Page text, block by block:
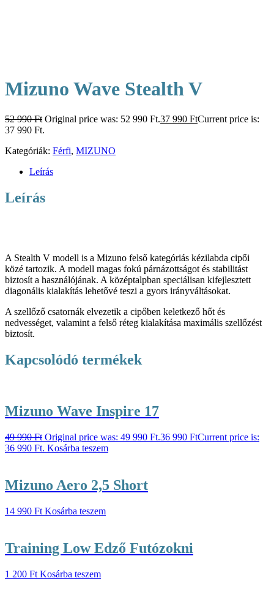
Mizuno Wave Stealth V
52 990Ft Original price was: 52 990 Ft.37 990 FtCurrent price is:
37 990 Ft.
Kategóriák: Férfi, MIZUNO
Leírás
Leírás
A Stealth V modell is a Mizuno felső kategóriás kézilabda cipői
közé tartozik. A modell magas fokú párnázottságot és stabilitást
biztosít a használójának. A középtalpban speciálisan kifejlesztett
diagonális kialakítás lehetővé teszi a gyors irányváltásokat.
A szellőző csatornák elvezetik a cipőben keletkező hőt és
nedvességet, valamint a felső réteg kialakítása maximális szellőzést
biztosít.
Kapcsolódó termékek
Mizuno Wave Inspire 17
49 990Ft Original price was: 49 990 Ft.36 990 FtCurrent price is:
36 990 Ft. Kosárba teszem
Mizuno Aero 2,5 Short
14 990 Ft Kosárba teszem
Training Low Edző Futózokni
1 200 Ft Kosárba teszem